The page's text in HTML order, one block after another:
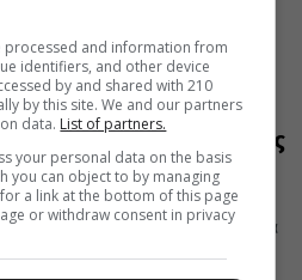
εορτής Αγίας Ταβιθάς
Κηφισίας
Ποιμενάρχης,
της εορταζομένης Αγίας και μέσα
processed and information from
identifiers, and other device
by and shared with 210
by this site. We and our partners
data. List of partners.
your personal data on the basis
you can object to by managing
a link at the bottom of this page
or withdraw consent in privacy